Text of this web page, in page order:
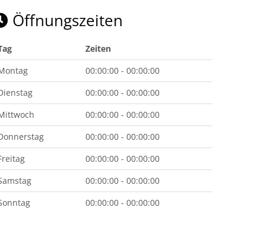
Öffnungszeiten
Zeiten
00:00:00 - 00:00:00
00:00:00 - 00:00:00
00:00:00 - 00:00:00
00:00:00 - 00:00:00
00:00:00 - 00:00:00
00:00:00 - 00:00:00
00:00:00 - 00:00:00